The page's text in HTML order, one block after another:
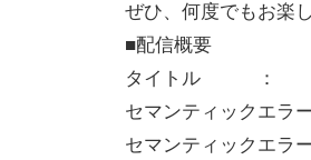
ぜひ、何度でもお楽
■配信概要
タイトル ：
セマンティックエラ
セマンティックエラ